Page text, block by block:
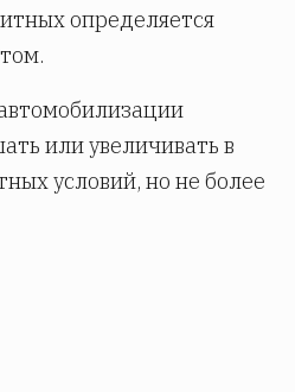
определяется
или увеличивать в
условий, но не более